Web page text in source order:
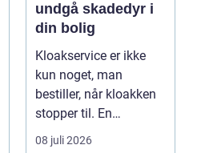
undgå skadedyr i
din bolig
Kloakservice er ikke
kun noget, man
bestiller, når kloakken
stopper til. En
systematisk gennem...
08 juli 2026